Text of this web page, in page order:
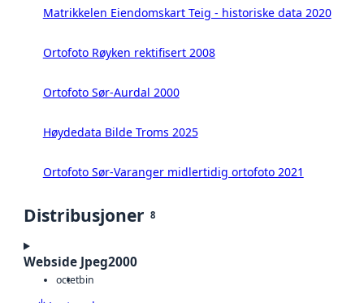
Matrikkelen Eiendomskart Teig - historiske data 2020
Ortofoto Røyken rektifisert 2008
Ortofoto Sør-Aurdal 2000
Høydedata Bilde Troms 2025
Ortofoto Sør-Varanger midlertidig ortofoto 2021
Distribusjoner 8
Webside Jpeg2000
octetbin